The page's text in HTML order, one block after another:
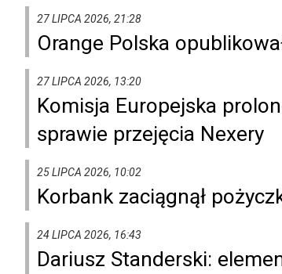
27 LIPCA 2026, 21:28
Orange Polska
27 LIPCA 2026, 13:20
Komisja Europejska
sprawie przejęcia Nexery
25 LIPCA 2026, 10:02
Korbank zaciągnął
24 LIPCA 2026, 16:43
Dariusz Standerski: